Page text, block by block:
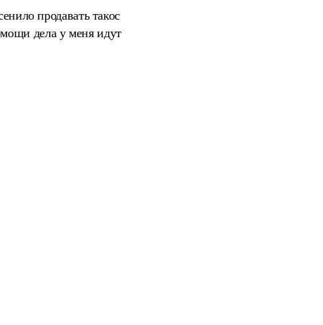
продавать такос
дела у меня идут